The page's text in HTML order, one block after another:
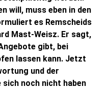
will, muss eben in den
es Remscheids
Mast-Weisz. Er sagt,
gibt, bei
lassen kann. Jetzt
und der
noch nicht haben